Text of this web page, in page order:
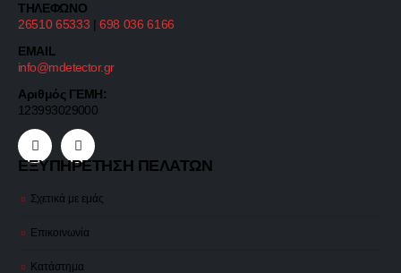
ΤΗΛΕΦΩΝΟ
26510 65333 |698 036 6166
EMAIL
info@mdetector.gr
Αριθμός ΓΕΜΗ:
123993029000
ΕΞΥΠΗΡΕΤΗΣΗ ΠΕΛΑΤΩΝ
Σχετικά με εμάς
Επικοινωνία
Κατάστημα